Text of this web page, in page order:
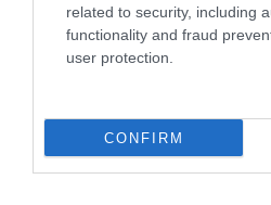
related to security, including
functionality and fraud
user protection.
CONFIRM